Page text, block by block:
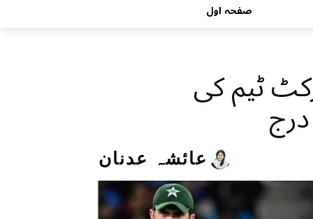
صفحہ اول
ٹیم کی
عائشہ عدنان